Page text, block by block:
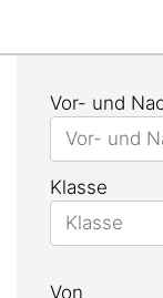
Vor- und
Klasse
Von